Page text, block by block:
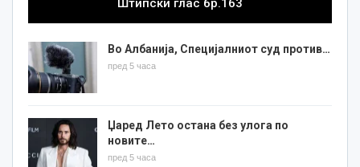
Штипски глас бр.163
Во Албанија, Специјалниот суд против…
пред 5 часа
Џаред Лето остана без улога по
новите…
пред 5 часа